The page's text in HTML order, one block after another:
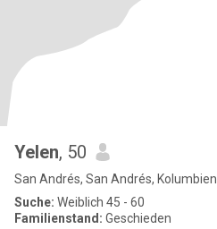
Yelen, 50
San Andrés, San Andrés, Kolumbien
Suche: Weiblich 45 - 60
Familienstand: Geschieden